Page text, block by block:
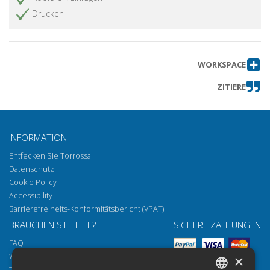
Drucken
WORKSPACE
ZITIERE
INFORMATION
Entfecken Sie Torrossa
Datenschutz
Cookie Policy
Accessibility
Barrierefreiheits-Konformitätsbericht (VPAT)
BRAUCHEN SIE HILFE?
FAQ
Wie öffnen Sie unsere Dokumente
SICHERE ZAHLUNGEN
×